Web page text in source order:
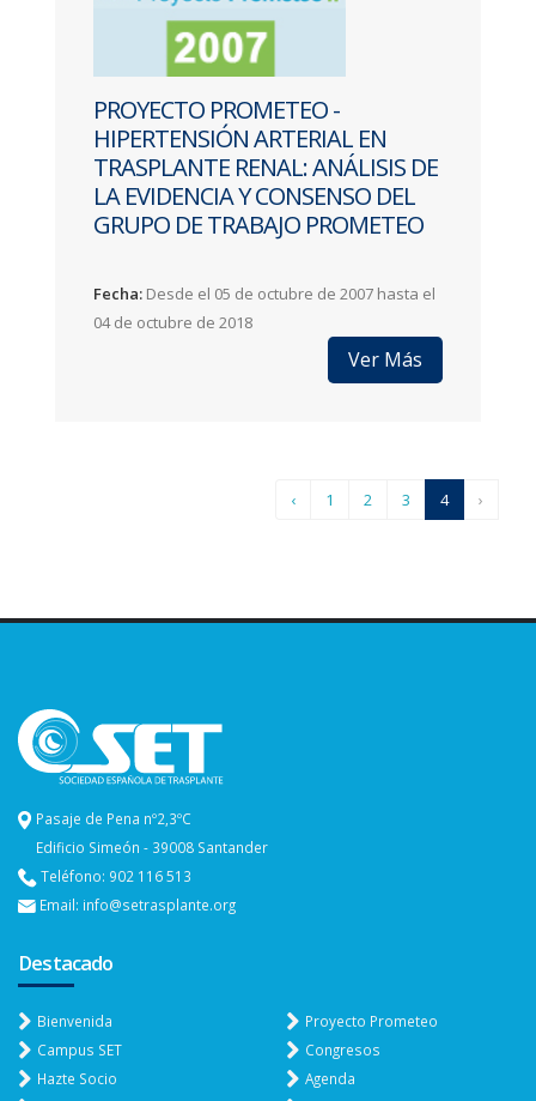
PROYECTO PROMETEO -
HIPERTENSIÓN ARTERIAL EN
TRASPLANTE RENAL: ANÁLISIS DE
LA EVIDENCIA Y CONSENSO DEL
GRUPO DE TRABAJO PROMETEO
Fecha: Desde el 05 de octubre de 2007 hasta el
04 de octubre de 2018
Ver Más
‹ 1 2 3 4 ›
Pasaje de Pena nº2,3ºC
Edificio Simeón - 39008 Santander
Teléfono: 902 116 513
Email: info@setrasplante.org
Destacado
Bienvenida
Campus SET
Hazte Socio
Proyecto Prometeo
Congresos
Agenda